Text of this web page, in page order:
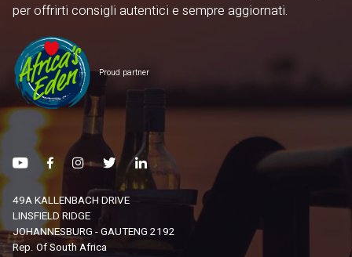
per offrirti consigli autentici e sempre aggiornati.
Proud partner
49A KALLENBACH DRIVE
LINSFIELD RIDGE
JOHANNESBURG - GAUTENG 2192
Rep. Of South Africa